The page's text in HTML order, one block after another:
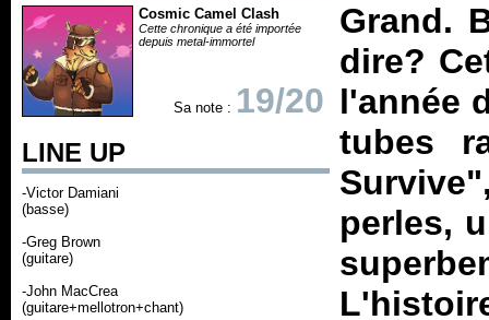
Cosmic Camel Clash
Cette chronique a été importée
depuis metal-immortel
Sa note : 19/20
LINE UP
-Victor Damiani
(basse)
-Greg Brown
(guitare)
-John MacCrea
(guitare+mellotron+chant)
Grand.
dire?
l'année
tubes
perles,